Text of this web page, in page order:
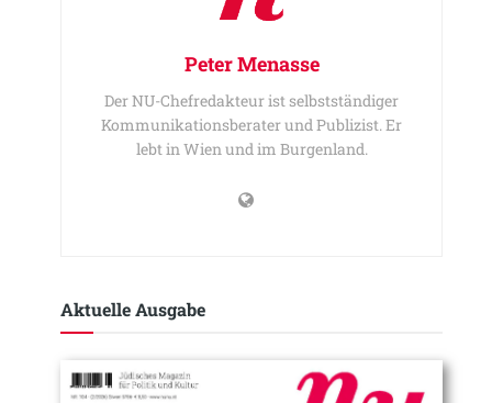
Peter Menasse
Der NU-Chefredakteur ist selbstständiger
Kommunikationsberater und Publizist. Er
lebt in Wien und im Burgenland.
Aktuelle Ausgabe​